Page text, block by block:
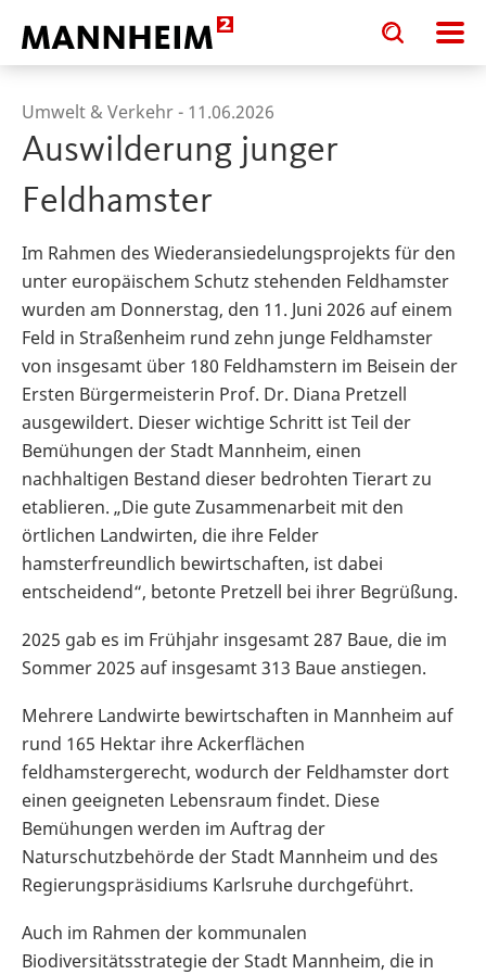
Toggle
search
input
Toggle
search
input
Umwelt & Verkehr - 11.06.2026
Auswilderung junger
Feldhamster
Im Rahmen des Wiederansiedelungsprojekts für den
unter europäischem Schutz stehenden Feldhamster
wurden am Donnerstag, den 11. Juni 2026 auf einem
Feld in Straßenheim rund zehn junge Feldhamster
von insgesamt über 180 Feldhamstern im Beisein der
Ersten Bürgermeisterin Prof. Dr. Diana Pretzell
ausgewildert. Dieser wichtige Schritt ist Teil der
Bemühungen der Stadt Mannheim, einen
nachhaltigen Bestand dieser bedrohten Tierart zu
etablieren. „Die gute Zusammenarbeit mit den
örtlichen Landwirten, die ihre Felder
hamsterfreundlich bewirtschaften, ist dabei
entscheidend“, betonte Pretzell bei ihrer Begrüßung.
2025 gab es im Frühjahr insgesamt 287 Baue, die im
Sommer 2025 auf insgesamt 313 Baue anstiegen.
Mehrere Landwirte bewirtschaften in Mannheim auf
rund 165 Hektar ihre Ackerflächen
feldhamstergerecht, wodurch der Feldhamster dort
einen geeigneten Lebensraum findet. Diese
Bemühungen werden im Auftrag der
Naturschutzbehörde der Stadt Mannheim und des
Regierungspräsidiums Karlsruhe durchgeführt.
Auch im Rahmen der kommunalen
Biodiversitätsstrategie der Stadt Mannheim, die in